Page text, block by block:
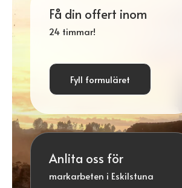
Få din offert inom
24 timmar!
Fyll formuläret
Anlita oss för
markarbeten i Eskilstuna